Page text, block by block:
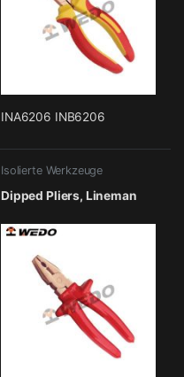
INA6206 INB6206
Isolierte Werkzeuge
Dipped Pliers, Lineman